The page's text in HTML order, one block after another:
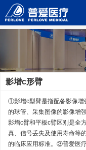
影增c形臂
①影增c型臂是指配备影像增
的球管、采集图像的影像增
影增c臂和平板c臂区别是全
真、信号丢失及使用寿命等
的临床应用标准。③普爱医